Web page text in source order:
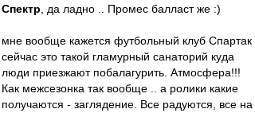
Спектр , да ладно .. Промес балласт же :)
мне вообще кажется футбольный клуб Спартак
сейчас это такой гламурный санаторий куда
люди приезжают побалагурить. Атмосфера!!!
Как межсезонка так вообще .. а ролики какие
получаются - заглядение. Все радуются, все на